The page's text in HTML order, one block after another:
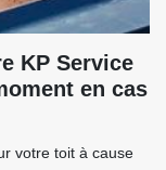
KP Service
en cas
votre toit à cause